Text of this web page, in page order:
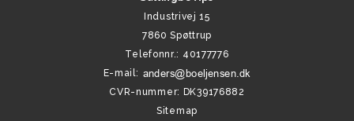
Industrivej 15
7860 Spøttrup
Telefonnr.: 40177776
E-mail:
CVR-nummer: DK39176882
Sitemap